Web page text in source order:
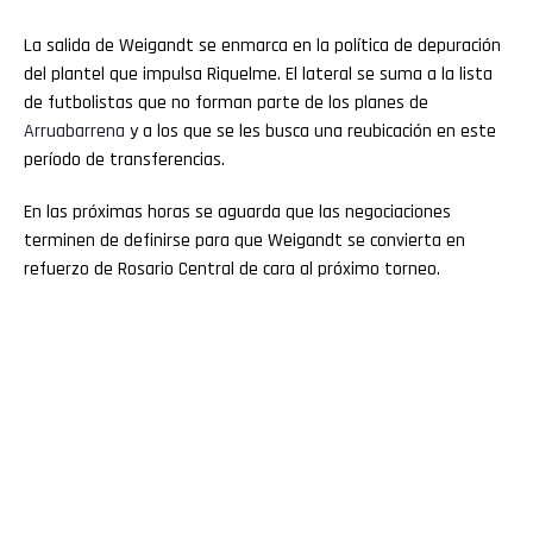
La salida de Weigandt se enmarca en la política de depuración
del plantel que impulsa Riquelme. El lateral se suma a la lista
de futbolistas que no forman parte de los planes de
Arruabarrena y a los que se les busca una reubicación en este
período de transferencias.
En las próximas horas se aguarda que las negociaciones
terminen de definirse para que Weigandt se convierta en
refuerzo de Rosario Central de cara al próximo torneo.